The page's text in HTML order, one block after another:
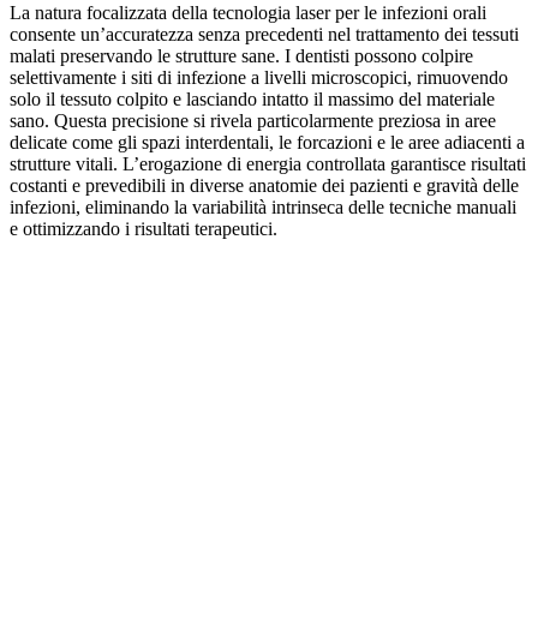
La natura focalizzata della tecnologia laser per le infezioni orali
consente un’accuratezza senza precedenti nel trattamento dei tessuti
malati preservando le strutture sane. I dentisti possono colpire
selettivamente i siti di infezione a livelli microscopici, rimuovendo
solo il tessuto colpito e lasciando intatto il massimo del materiale
sano. Questa precisione si rivela particolarmente preziosa in aree
delicate come gli spazi interdentali, le forcazioni e le aree adiacenti a
strutture vitali. L’erogazione di energia controllata garantisce risultati
costanti e prevedibili in diverse anatomie dei pazienti e gravità delle
infezioni, eliminando la variabilità intrinseca delle tecniche manuali
e ottimizzando i risultati terapeutici.